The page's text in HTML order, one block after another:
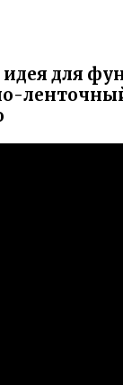
для